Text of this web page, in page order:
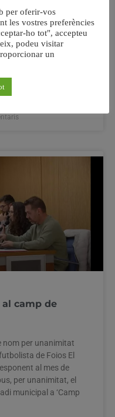
el pròxim 6 de
el seu
Ciutadania Vila
desembre, amb
dessetena edició.
al camp de
nom per unanimitat
de Foios El
al mes de
per unanimitat, el
municipal a ‘Camp
per oferir-vos
les vostres preferències
ho tot", accepteu
podeu visitar
un